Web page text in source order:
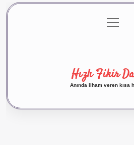
Gizlilik Politikası
menüyü
aç
Hızlı Fikir
Anında ilham veren kısa